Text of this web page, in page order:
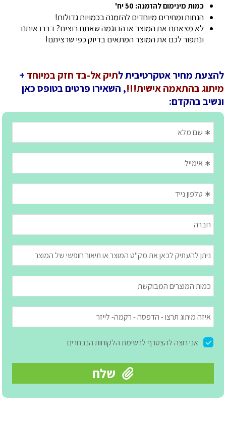
כמות מינימום להזמנה: 50 יח'
הנחות ומחירים מיוחדים להזמנה בכמויות גדולות!
לא מצאתם את המוצר או הדוגמה שאתם רוצים? דברו איתנו
ונתפור לכם את המוצר המתאים בדיוק כפי שרציתם!
להצעת מחיר אטקרטיבית לתיק אל-בד חזק במיוחד +
מיתוג בהתאמה אישית!!!, השאירו פרטים בטופס כאן
ונשיב בהקדם: